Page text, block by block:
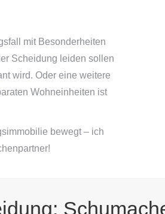
mit Besonderheiten
Scheidung leiden sollen
wird. Oder eine weitere
Wohneinheiten ist
bewegt – ich